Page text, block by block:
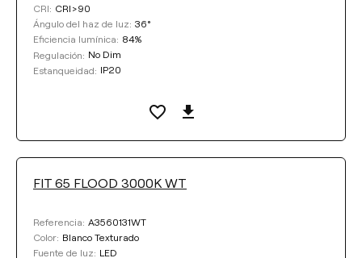
CRI: CRI>90
Ángulo del haz de luz: 36°
Eficiencia lumínica: 84%
Regulación: No Dim
Estanqueidad: IP20
FIT 65 FLOOD 3000K WT
Referencia: A3560131WT
Color: Blanco Texturado
Fuente de luz: LED